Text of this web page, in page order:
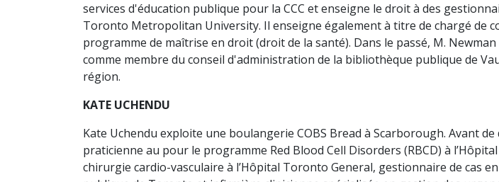
services d'éducation publique pour la CCC et enseigne le droit à des
Toronto Metropolitan University. Il enseigne également à titre de chargé de
programme de maîtrise en droit (droit de la santé). Dans le passé, M.
comme membre du conseil d'administration de la bibliothèque publique de
région.
KATE UCHENDU
Kate Uchendu exploite une boulangerie COBS Bread à Scarborough. Avant
praticienne au pour le programme Red Blood Cell Disorders (RBCD) à
chirurgie cardio-vasculaire à l’Hôpital Toronto General, gestionnaire de cas